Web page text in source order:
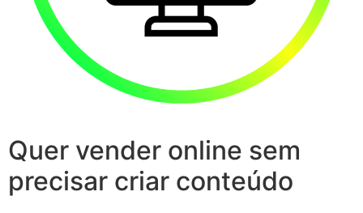
Quer vender online sem
precisar criar conteúdo